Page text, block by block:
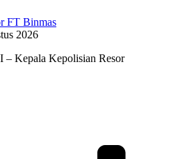
FT Binmas
2026
Kepala Kepolisian Resor